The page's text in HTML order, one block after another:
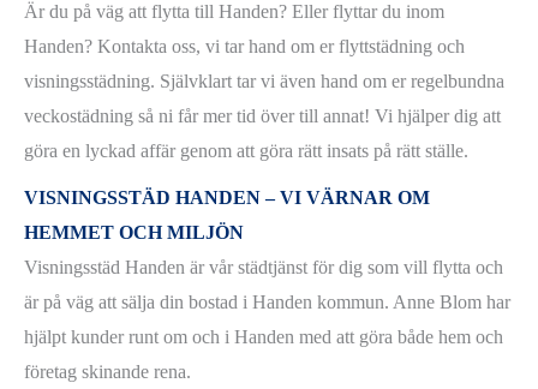
Är du på väg att flytta till Handen? Eller flyttar du inom
Handen? Kontakta oss, vi tar hand om er flyttstädning och
visningsstädning. Självklart tar vi även hand om er regelbundna
veckostädning så ni får mer tid över till annat! Vi hjälper dig att
göra en lyckad affär genom att göra rätt insats på rätt ställe.
VISNINGSSTÄD HANDEN – VI VÄRNAR OM
HEMMET OCH MILJÖN
Visningsstäd Handen är vår städtjänst för dig som vill flytta och
är på väg att sälja din bostad i Handen kommun. Anne Blom har
hjälpt kunder runt om och i Handen med att göra både hem och
företag skinande rena.